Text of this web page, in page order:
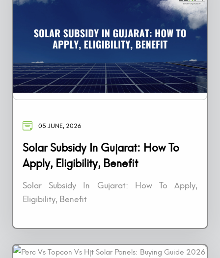
05 JUNE, 2026
Solar Subsidy In Gujarat: How To
Apply, Eligibility, Benefit
Solar Subsidy In Gujarat: How To Apply,
Eligibility, Benefit